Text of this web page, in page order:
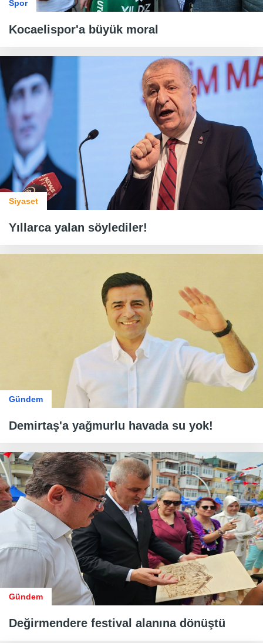
Spor
Kocaelispor'a büyük moral
Siyaset
Yıllarca yalan söylediler!
Gündem
Demirtaş'a yağmurlu havada su yok!
Gündem
Değirmendere festival alanına dönüştü